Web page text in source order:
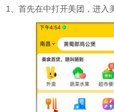
1、首先在中打开美团，进入